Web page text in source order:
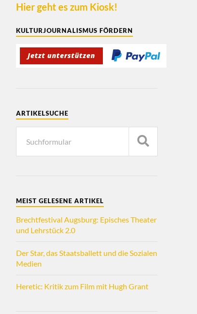
Hier geht es zum Kiosk!
KULTURJOURNALISMUS FÖRDERN
ARTIKELSUCHE
MEIST GELESENE ARTIKEL
Brechtfestival Augsburg: Episches Theater
und Lehrstück 2.0
Der Star, das Staatsballett und die Sozialen
Medien
Heretic: Kritik zum Film mit Hugh Grant